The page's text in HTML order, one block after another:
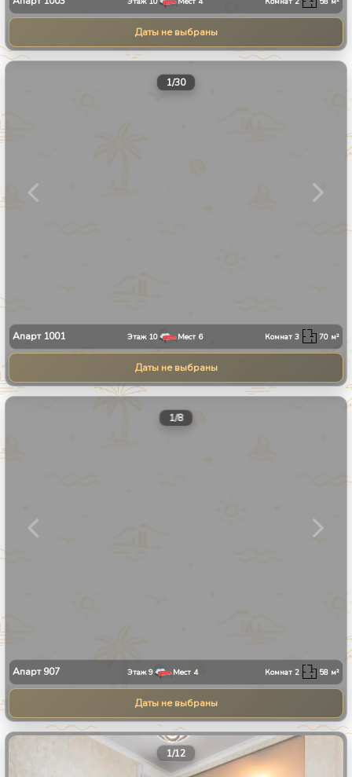
Даты не выбраны
1/30
Апарт 1001 Этаж 10 Мест 6 Комнат3 70 м²
Даты не выбраны
1/8
Апарт907 Этаж9 Мест 4 Комнат2 58 м²
Даты не выбраны
1/12